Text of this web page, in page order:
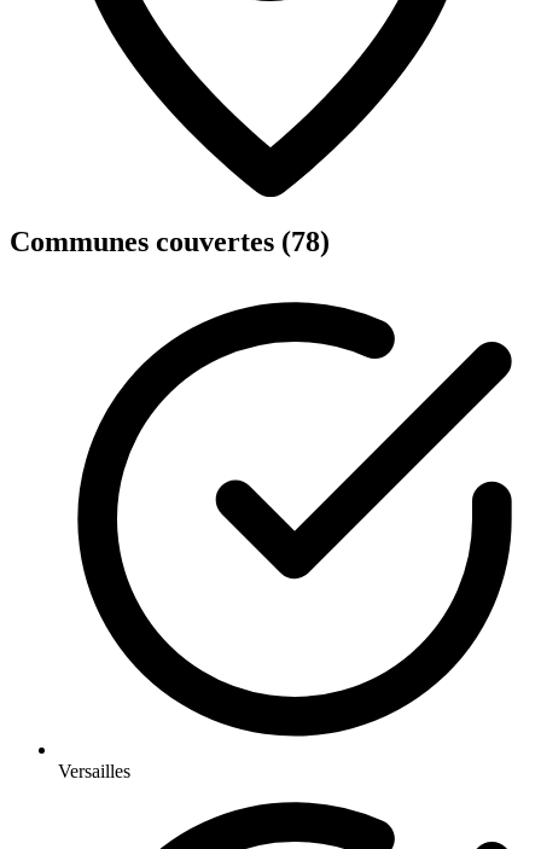
Communes couvertes (78)
Versailles